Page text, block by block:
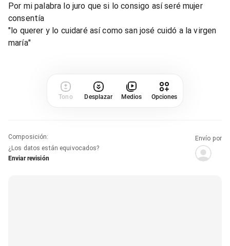
Por mi palabra lo juro que si lo consigo así seré mujer
consentía
"lo querer y lo cuidaré así como san josé cuidó a la virgen
maría"
Tono Desplazar Medios Opciones
Composición:
¿Los datos están equivocados?
Enviar revisión
Envío por